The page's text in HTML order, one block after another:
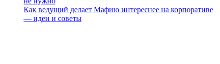
Как ведущий делает Мафию интереснее на корпоративе
— идеи и советы